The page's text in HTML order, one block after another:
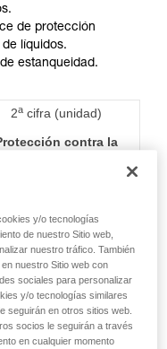
de protección
líquidos.
estanqueidad.
2a cifra (unidad)
contra la
contra la caída
de gotas de agua
y/o tecnologías
de nuestro Sitio web,
nuestro tráfico. También
nuestro Sitio web con
sociales para personalizar
y/o tecnologías similares
seguirán en otros sitios web.
socios le seguirán a través
en cualquier momento